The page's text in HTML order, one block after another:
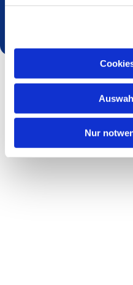
Nur
Dies könnte Sie